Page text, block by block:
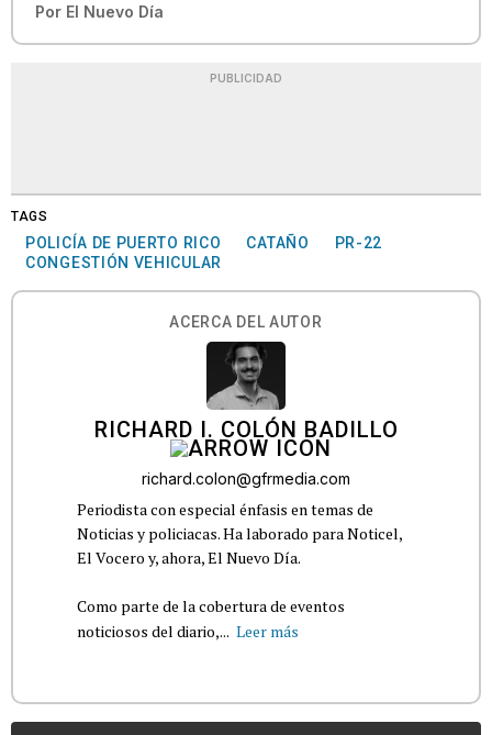
Por El Nuevo Día
PUBLICIDAD
TAGS
POLICÍA DE PUERTO RICO CATAÑO
PR-22
CONGESTIÓN VEHICULAR
ACERCA DEL AUTOR
RICHARD I. COLÓN BADILLO
richard.colon@gfrmedia.com
Periodista con especial énfasis en temas de
Noticias y policiacas. Ha laborado para Noticel,
El Vocero y, ahora, El Nuevo Día.
Como parte de la cobertura de eventos
noticiosos del diario,... Leer más